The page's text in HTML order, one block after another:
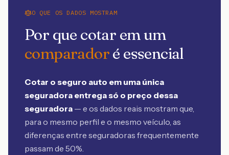
O QUE OS DADOS MOSTRAM
Por que cotar em um
comparadoré essencial
Cotar o seguro auto em uma única
seguradora entrega só o preço dessa
seguradora — e os dados reais mostram que,
para o mesmo perfil e o mesmo veículo, as
diferenças entre seguradoras frequentemente
passam de 50%.